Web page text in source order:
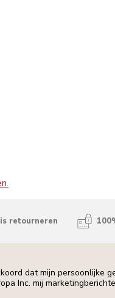
retourneren
dat mijn persoonlijke
Inc. mij